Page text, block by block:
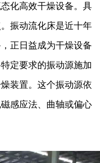
化高效干燥设备。具
振动流化床是近十年
正日益成为干燥设备
定要求的振动源施加
装置。这个振动源依
感应法、曲轴或偏心